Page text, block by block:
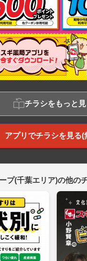
チラシをもっと見
アプリでチラシを見る(
プ(千葉エリア)の他の